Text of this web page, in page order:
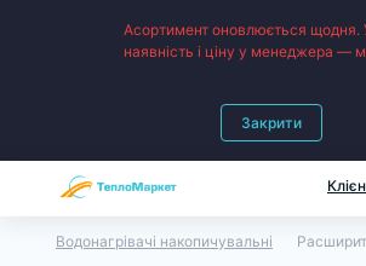
Асортимент оновлюється щодня.
наявність і ціну у менеджера —
Закрити
Водонагрівачі накопичувальні